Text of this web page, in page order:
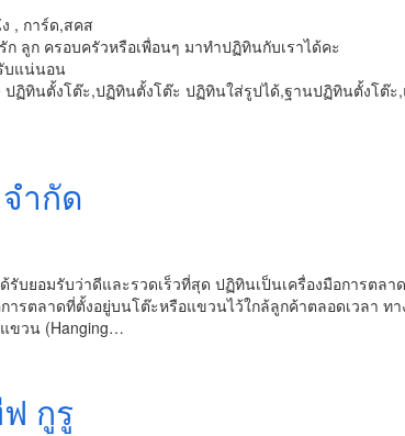
, การ์ด,สคส
ลูก ครอบครัวหรือเพื่อนๆ มาทำปฏิทินกับเราได้คะ
บแน่นอน
ปฏิทินตั้งโต๊ะ,ปฏิทินตั้งโต๊ะ ปฏิทินใส่รูปได้,ฐานปฏิทินตั้งโต๊
ำกัด
บยอมรับว่าดีและรวดเร็วที่สุด ปฏิทินเป็นเครื่องมือการตลา
ารตลาดที่ตั้งอยู่บนโต๊ะหรือแขวนไว้ใกล้ลูกค้าตลอดเวลา
ขวน (Hanging…
กูรู